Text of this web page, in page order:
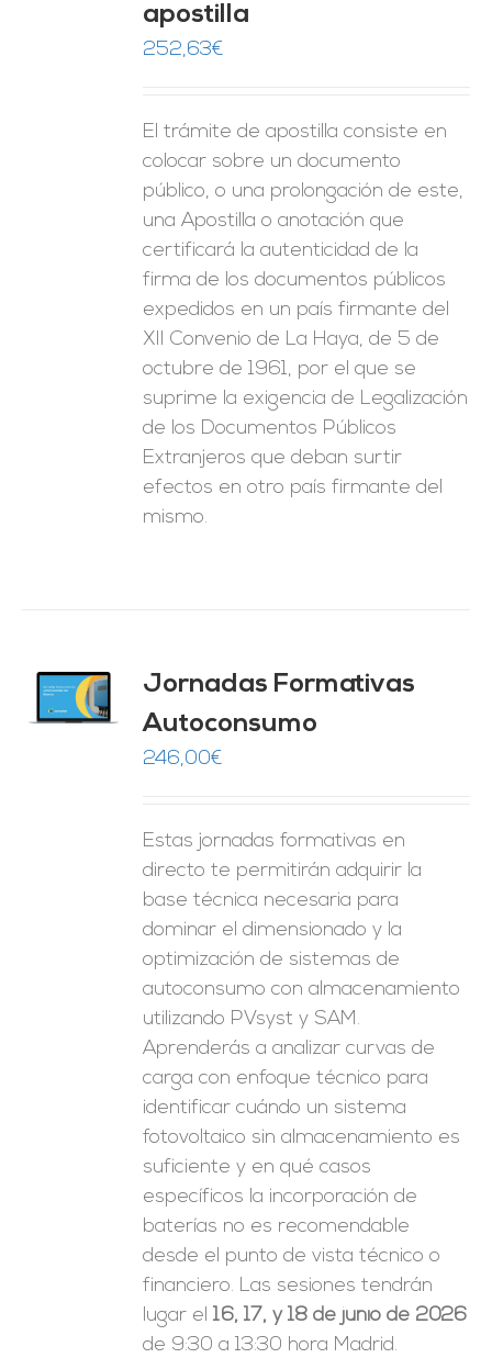
apostilla
252,63€
El trámite de apostilla consiste en
colocar sobre un documento
público, o una prolongación de este,
una Apostilla o anotación que
certificará la autenticidad de la
firma de los documentos públicos
expedidos en un país firmante del
XII Convenio de La Haya, de 5 de
octubre de 1961, por el que se
suprime la exigencia de Legalización
de los Documentos Públicos
Extranjeros que deban surtir
efectos en otro país firmante del
mismo.
Jornadas Formativas
Autoconsumo
246,00€
Estas jornadas formativas en
directo te permitirán adquirir la
base técnica necesaria para
dominar el dimensionado y la
optimización de sistemas de
autoconsumo con almacenamiento
utilizando PVsyst y SAM.
Aprenderás a analizar curvas de
carga con enfoque técnico para
identificar cuándo un sistema
fotovoltaico sin almacenamiento es
suficiente y en qué casos
específicos la incorporación de
baterías no es recomendable
desde el punto de vista técnico o
financiero. Las sesiones tendrán
lugar el16, 17, y 18 de junio de 2026
de 9:30 a 13:30 hora Madrid.